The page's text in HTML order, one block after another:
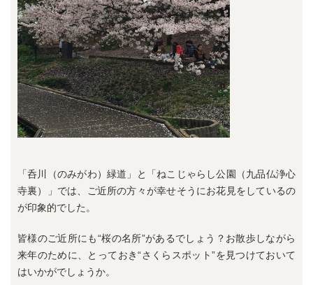
「呑川（のみがわ）緑道」と「ねこじゃらし公園（九品仏浄心
寺裏）」では、ご近所の方々が幸せそうにお花見をしているの
が印象的でした。
皆様のご近所にも“桜の名所”があるでしょう？お散歩しながら
来年のために、とっておき“さくらスポット”を見つけておいて
はいかがでしょうか。